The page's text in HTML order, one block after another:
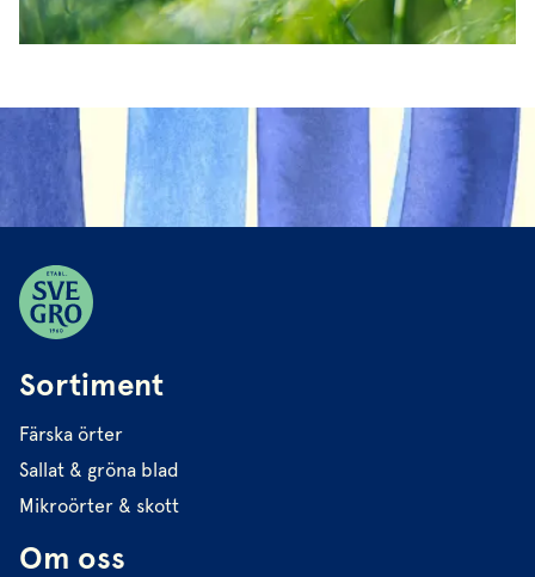
Sortiment
Färska örter
Sallat & gröna blad
Mikroörter & skott
Om oss